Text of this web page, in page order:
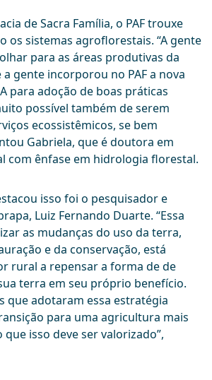
de Sacra Família, o PAF trouxe
os sistemas agroflorestais. “A gente
para as áreas produtivas da
gente incorporou no PAF a nova
para adoção de boas práticas
possível também de serem
ecossistêmicos, se bem
Gabriela, que é doutora em
com ênfase em hidrologia florestal.
isso foi o pesquisador e
Luiz Fernando Duarte. “Essa
as mudanças do uso da terra,
e da conservação, está
rural a repensar a forma de de
terra em seu próprio benefício.
que adotaram essa estratégia
para uma agricultura mais
que isso deve ser valorizado”,